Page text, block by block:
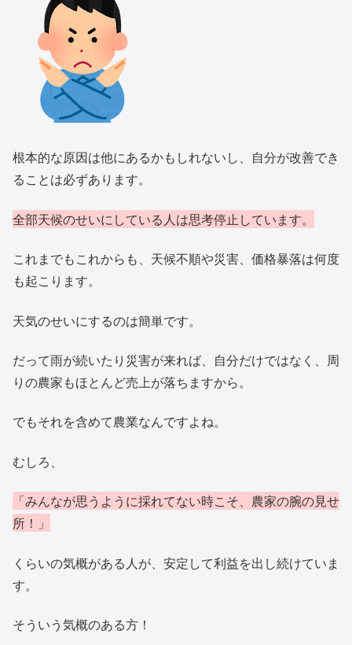
根本的な原因は他にあるかもしれないし、自分が改善でき
ることは必ずあります。
全部天候のせいにしている人は思考停止しています。
これまでもこれからも、天候不順や災害、価格暴落は何度
も起こります。
天気のせいにするのは簡単です。
だって雨が続いたり災害が来れば、自分だけではなく、周
りの農家もほとんど売上が落ちますから。
でもそれを含めて農業なんですよね。
むしろ、
「みんなが思うように採れてない時こそ、農家の腕の見せ
所！」
くらいの気概がある人が、安定して利益を出し続けていま
す。
そういう気概のある方！